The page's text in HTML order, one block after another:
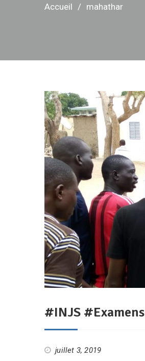
Accueil mahathar
#INJS #Examens
juillet 3, 2019